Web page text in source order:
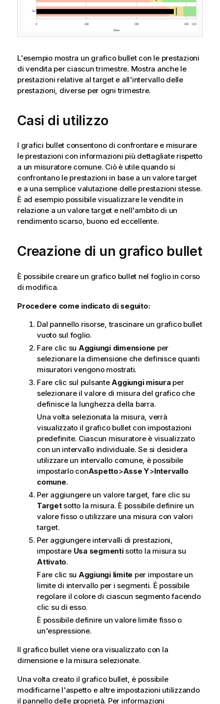
L'esempio mostra un grafico bullet con le prestazioni
di vendita per ciascun trimestre. Mostra anche le
prestazioni relative al target e all'intervallo delle
prestazioni, diverse per ogni trimestre.
Casi di utilizzo
I grafici bullet consentono di confrontare e misurare
le prestazioni con informazioni più dettagliate rispetto
a un misuratore comune. Ciò è utile quando si
confrontano le prestazioni in base a un valore target
e a una semplice valutazione delle prestazioni stesse.
È ad esempio possibile visualizzare le vendite in
relazione a un valore target e nell'ambito di un
rendimento scarso, buono ed eccellente.
Creazione di un grafico bullet
È possibile creare un grafico bullet nel foglio in corso
di modifica.
Procedere come indicato di seguito:
Dal pannello risorse, trascinare un grafico bullet
vuoto sul foglio.
Fare clic su Aggiungi dimensione per
selezionare la dimensione che definisce quanti
misuratori vengono mostrati.
Fare clic sul pulsante Aggiungi misuraper
selezionare il valore di misura del grafico che
definisce la lunghezza della barra.
Una volta selezionata la misura, verrà
visualizzato il grafico bullet con impostazioni
predefinite. Ciascun misuratore è visualizzato
con un intervallo individuale. Se si desidera
utilizzare un intervallo comune, è possibile
impostarlo conAspetto>Asse Y>Intervallo
comune.
Per aggiungere un valore target, fare clic su
Targetsotto la misura. È possibile definire un
valore fisso o utilizzare una misura con valori
target.
Per aggiungere intervalli di prestazioni,
impostare Usa segmentisotto la misura su
Attivato.
Fare clic su Aggiungi limite per impostare un
limite di intervallo per i segmenti. È possibile
regolare il colore di ciascun segmento facendo
clic su di esso.
È possibile definire un valore limite fisso o
un'espressione.
Il grafico bullet viene ora visualizzato con la
dimensione e la misura selezionate.
Una volta creato il grafico bullet, è possibile
modificarne l'aspetto e altre impostazioni utilizzando
il pannello delle proprietà. Per informazioni